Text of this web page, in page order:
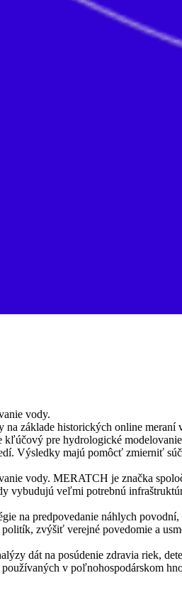
vody.
základe historických online
pre hydrologické
Výsledky majú pomôcť zmierniť
vody. MERATCH je značka
vybudujú veľmi potrebnú
na predpovedanie náhlych
zvýšiť verejné povedomie a
dát na posúdenie zdravia riek,
v poľnohospodárskom